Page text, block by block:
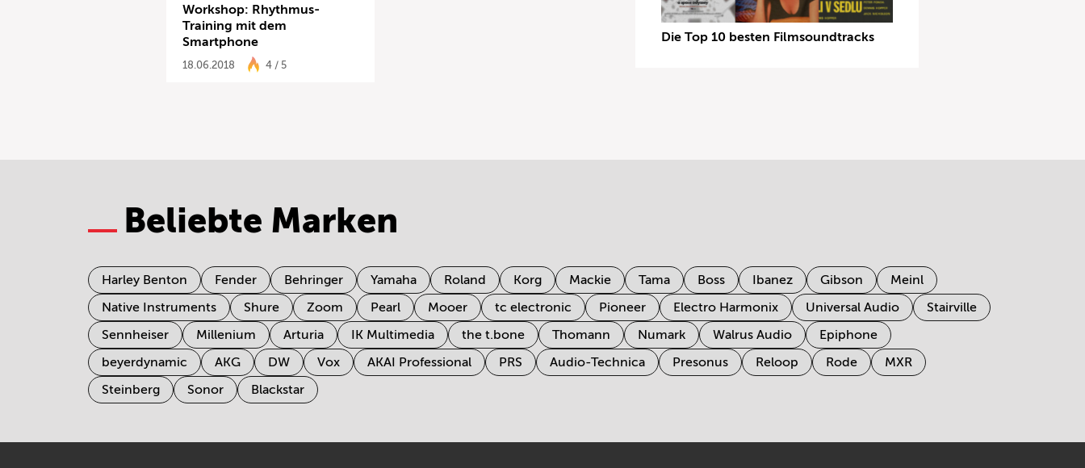
Workshop: Rhythmus-
Training mit dem
Smartphone
18.06.2018 4 / 5
Die Top 10 besten Filmsoundtracks
Beliebte Marken
Harley Benton Fender Behringer Yamaha Roland Korg Mackie Tama Boss Ibanez Gibson
Meinl
Native Instruments
Shure Zoom Pearl Mooer tc electronic Pioneer Electro Harmonix Universal Audio
Stairville
Sennheiser
Millenium Arturia IK Multimedia the t.bone Thomann Numark Walrus Audio
Epiphone
beyerdynamic
AKG DW Vox AKAI Professional PRS Audio-Technica Presonus Reloop Rode
MXR
Steinberg
Sonor Blackstar